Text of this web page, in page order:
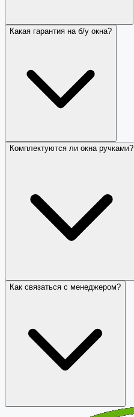
Какая гарантия на б/у окна?
Комплектуются ли окна ручками?
Как связаться с менеджером?